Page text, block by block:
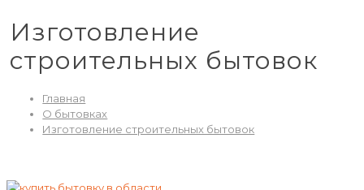
Изготовление
строительных бытовок
Главная
О бытовках
Изготовление строительных бытовок